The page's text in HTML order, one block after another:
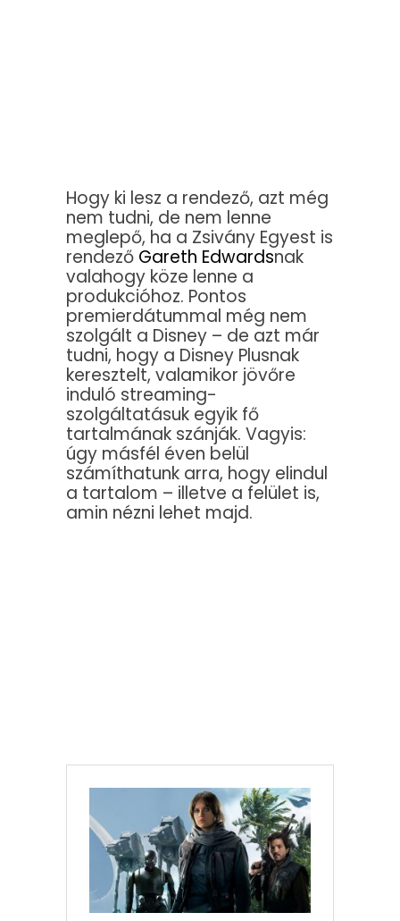
Hogy ki lesz a rendező, azt még
nem tudni, de nem lenne
meglepő, ha a Zsivány Egyest is
rendező Gareth Edwardsnak
valahogy köze lenne a
produkcióhoz. Pontos
premierdátummal még nem
szolgált a Disney – de azt már
tudni, hogy a Disney Plusnak
keresztelt, valamikor jövőre
induló streaming-
szolgáltatásuk egyik fő
tartalmának szánják. Vagyis:
úgy másfél éven belül
számíthatunk arra, hogy elindul
a tartalom – illetve a felület is,
amin nézni lehet majd.